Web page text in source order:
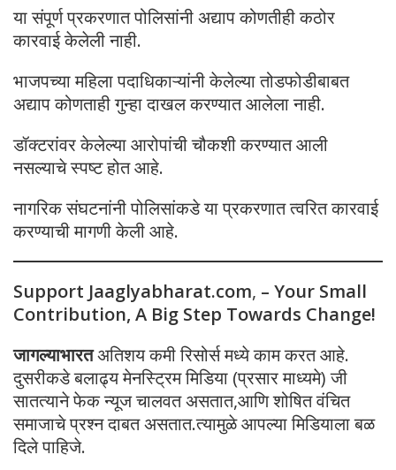
या संपूर्ण प्रकरणात पोलिसांनी अद्याप कोणतीही कठोर
कारवाई केलेली नाही.
भाजपच्या महिला पदाधिकाऱ्यांनी केलेल्या तोडफोडीबाबत
अद्याप कोणताही गुन्हा दाखल करण्यात आलेला नाही.
डॉक्टरांवर केलेल्या आरोपांची चौकशी करण्यात आली
नसल्याचे स्पष्ट होत आहे.
नागरिक संघटनांनी पोलिसांकडे या प्रकरणात त्वरित कारवाई
करण्याची मागणी केली आहे.
Support Jaaglyabharat.com, – Your Small
Contribution, A Big Step Towards Change!
जागल्याभारतअतिशय कमी रिसोर्स मध्ये काम करत आहे.
दुसरीकडे बलाढ्य मेनस्ट्रिम मिडिया (प्रसार माध्यमे) जी
सातत्याने फेक न्यूज चालवत असतात,आणि शोषित वंचित
समाजाचे प्रश्न दाबत असतात.त्यामुळे आपल्या मिडियाला बळ
दिले पाहिजे.